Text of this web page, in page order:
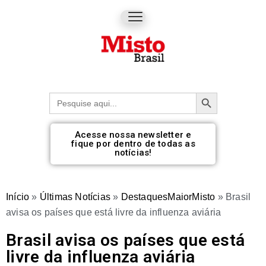
Procurar: Botão de pesquisa
Acesse nossa newsletter e
fique por dentro de todas as
notícias!
Início » Últimas Notícias » DestaquesMaiorMisto » Brasil
avisa os países que está livre da influenza aviária
Brasil avisa os países que está
livre da influenza aviária